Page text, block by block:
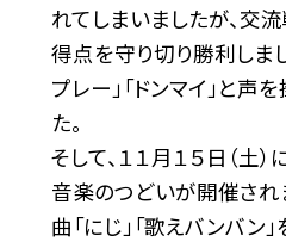
れてしまいましたが、交
得点を守り切り勝利しま
プレー」「ドンマイ」と声
た。
そして、１１月１５日（土
音楽のつどいが開催され
曲「にじ」「歌えバンバン